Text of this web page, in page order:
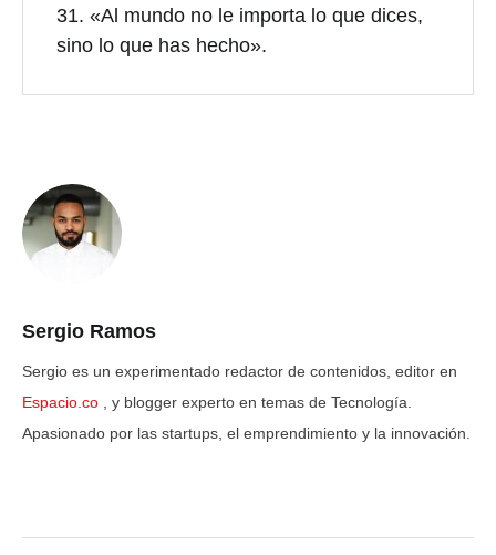
31. «Al mundo no le importa lo que dices,
sino lo que has hecho».
Sergio Ramos
Sergio es un experimentado redactor de contenidos, editor en
Espacio.co
, y blogger experto en temas de Tecnología.
Apasionado por las startups, el emprendimiento y la innovación.